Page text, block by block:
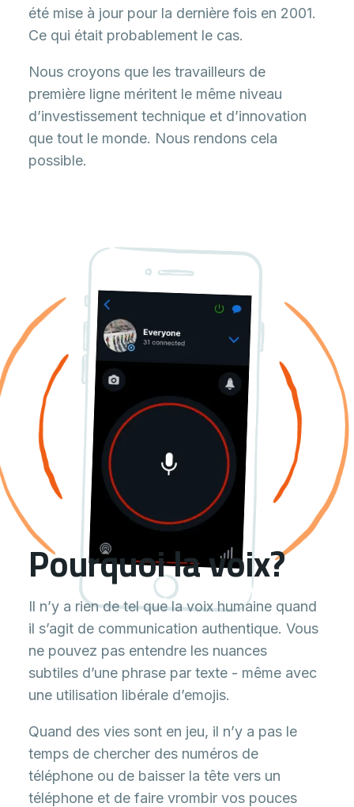
été mise à jour pour la dernière fois en 2001.
Ce qui était probablement le cas.
Nous croyons que les travailleurs de
première ligne méritent le même niveau
d’investissement technique et d’innovation
que tout le monde. Nous rendons cela
possible.
Pourquoi la voix?
Il n’y a rien de tel que la voix humaine quand
il s’agit de communication authentique. Vous
ne pouvez pas entendre les nuances
subtiles d’une phrase par texte - même avec
une utilisation libérale d’emojis.
Quand des vies sont en jeu, il n’y a pas le
temps de chercher des numéros de
téléphone ou de baisser la tête vers un
téléphone et de faire vrombir vos pouces